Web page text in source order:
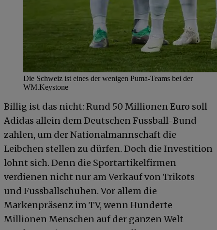
Die Schweiz ist eines der wenigen Puma-Teams bei der
WM.Keystone
Billig ist das nicht: Rund 50 Millionen Euro soll
Adidas allein dem Deutschen Fussball-Bund
zahlen, um der Nationalmannschaft die
Leibchen stellen zu dürfen. Doch die Investition
lohnt sich. Denn die Sportartikelfirmen
verdienen nicht nur am Verkauf von Trikots
und Fussballschuhen. Vor allem die
Markenpräsenz im TV, wenn Hunderte
Millionen Menschen auf der ganzen Welt